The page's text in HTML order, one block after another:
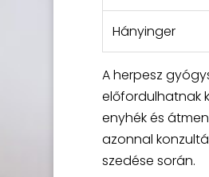
Hányinger
A herpesz
előfordulhatnak
enyhék és
azonnal
szedése során.